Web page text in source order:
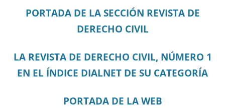
PORTADA DE LA SECCIÓN REVISTA DE
DERECHO CIVIL
LA REVISTA DE DERECHO CIVIL, NÚMERO 1
EN EL ÍNDICE DIALNET DE SU CATEGORÍA
PORTADA DE LA WEB